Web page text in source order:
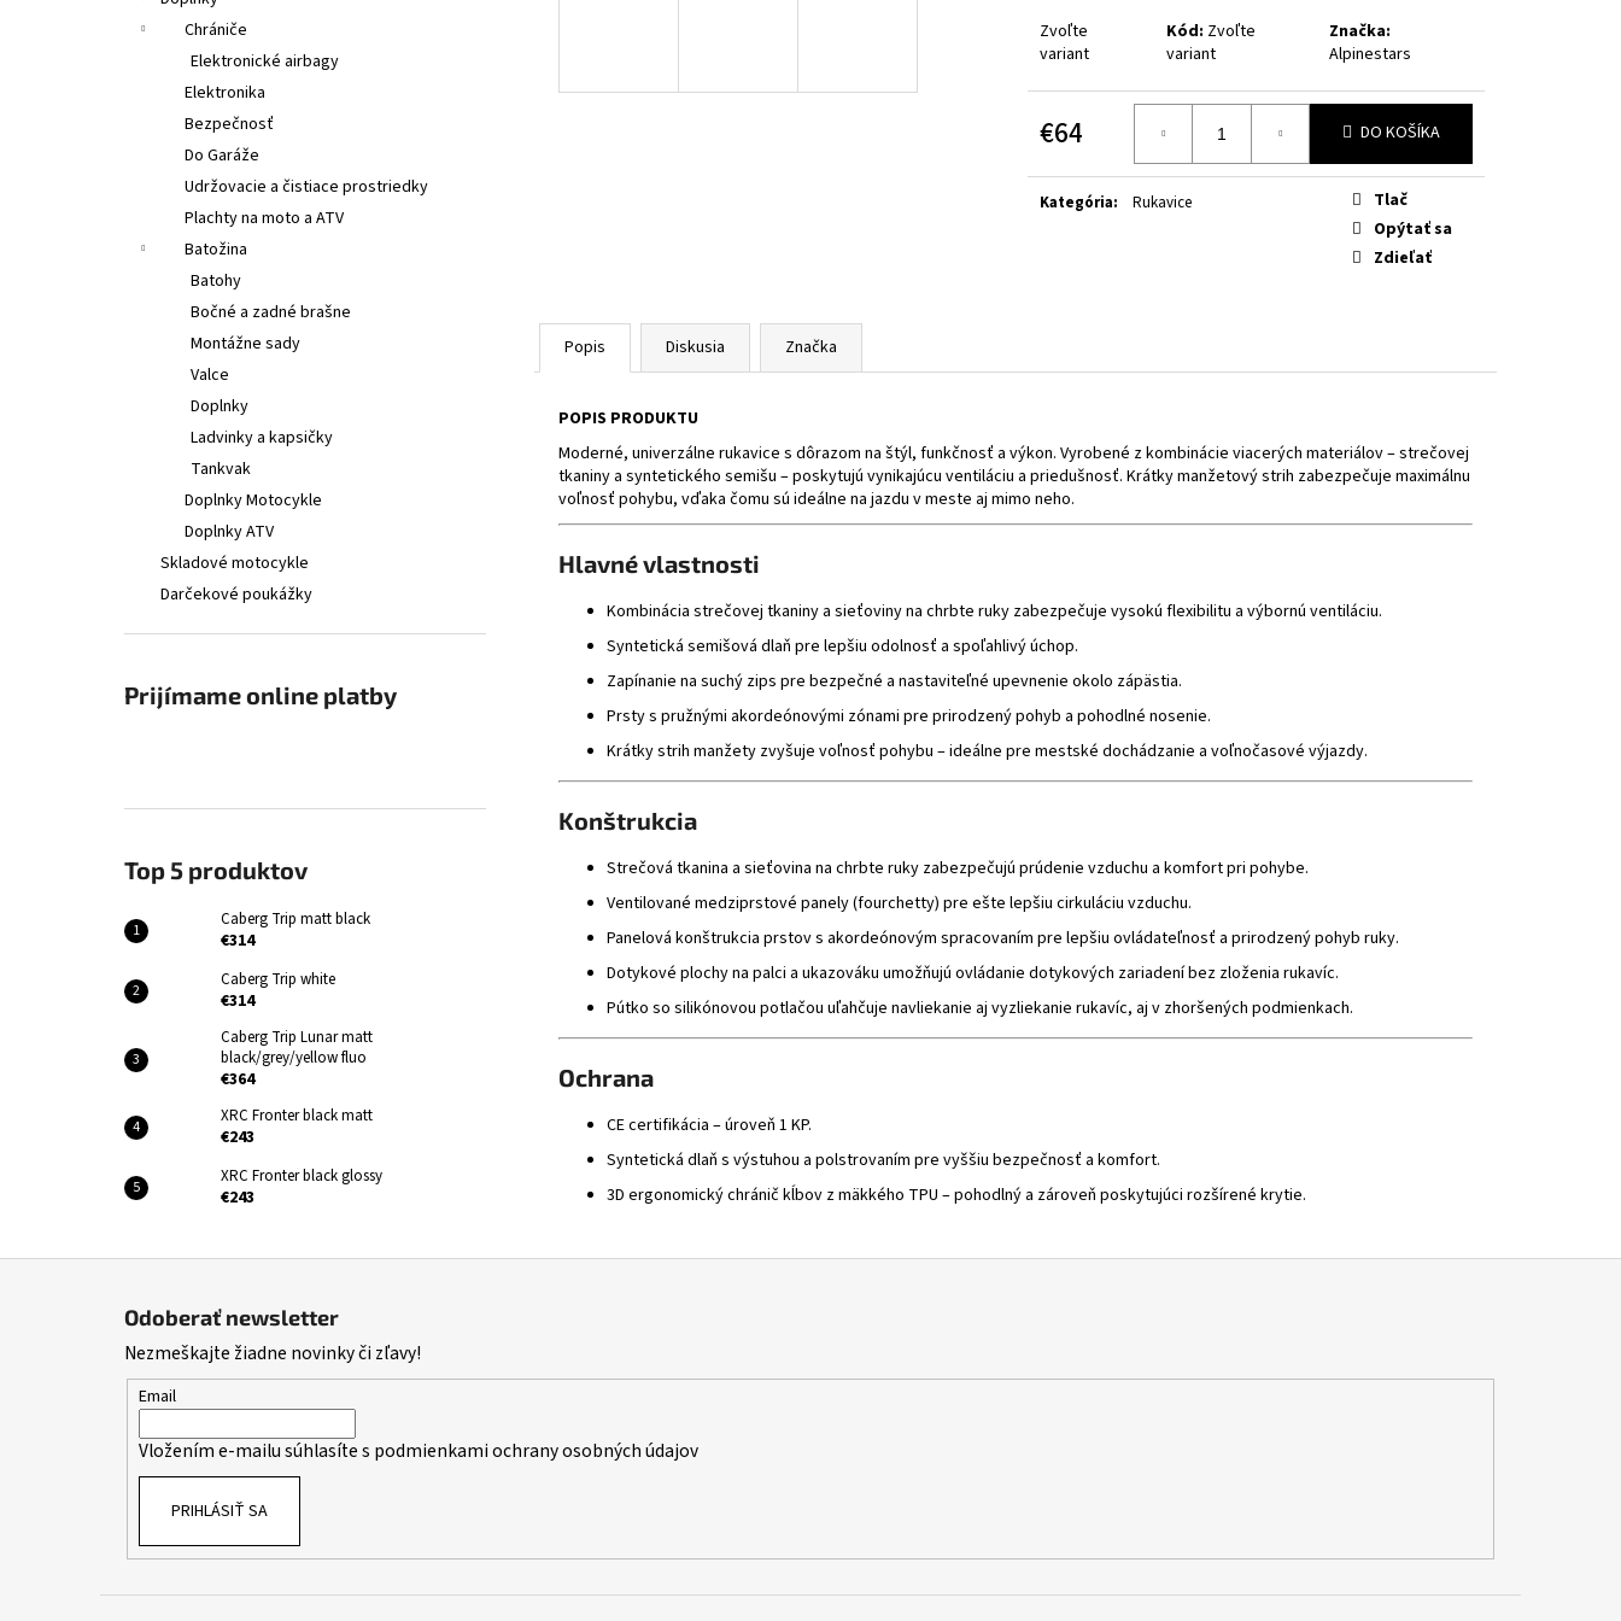
Chrániče
Elektronické airbagy
Elektronika
Bezpečnosť
Do Garáže
Udržovacie a čistiace prostriedky
Plachty na moto a ATV
Batožina
Batohy
Bočné a zadné brašne
Montážne sady
Valce
Doplnky
Ladvinky a kapsičky
Tankvak
Doplnky Motocykle
Doplnky ATV
Skladové motocykle
Darčekové poukážky
Prijímame online platby
Top 5 produktov
Caberg Trip matt black
€314
Caberg Trip white
€314
Caberg Trip Lunar matt
black/grey/yellow fluo
€364
XRC Fronter black matt
€243
XRC Fronter black glossy
€243
Zvoľte
variant
Kód: Zvoľte
variant
Značka:
Alpinestars
€64
cena:
DO KOŠÍKA
Kategória: Rukavice
Tlač
Opýtať sa
Zdieľať
Popis Diskusia Značka
POPIS PRODUKTU
Moderné, univerzálne rukavice s dôrazom na štýl, funkčnosť a výkon. Vyrobené z kombinácie viacerých materiálov – strečovej
tkaniny a syntetického semišu – poskytujú vynikajúcu ventiláciu a priedušnosť. Krátky manžetový strih zabezpečuje maximálnu
voľnosť pohybu, vďaka čomu sú ideálne na jazdu v meste aj mimo neho.
Hlavné vlastnosti
Kombinácia strečovej tkaniny a sieťoviny na chrbte ruky zabezpečuje vysokú flexibilitu a výbornú ventiláciu.
Syntetická semišová dlaň pre lepšiu odolnosť a spoľahlivý úchop.
Zapínanie na suchý zips pre bezpečné a nastaviteľné upevnenie okolo zápästia.
Prsty s pružnými akordeónovými zónami pre prirodzený pohyb a pohodlné nosenie.
Krátky strih manžety zvyšuje voľnosť pohybu – ideálne pre mestské dochádzanie a voľnočasové výjazdy.
Konštrukcia
Strečová tkanina a sieťovina na chrbte ruky zabezpečujú prúdenie vzduchu a komfort pri pohybe.
Ventilované medziprstové panely (fourchetty) pre ešte lepšiu cirkuláciu vzduchu.
Panelová konštrukcia prstov s akordeónovým spracovaním pre lepšiu ovládateľnosť a prirodzený pohyb ruky.
Dotykové plochy na palci a ukazováku umožňujú ovládanie dotykových zariadení bez zloženia rukavíc.
Pútko so silikónovou potlačou uľahčuje navliekanie aj vyzliekanie rukavíc, aj v zhoršených podmienkach.
Ochrana
CE certifikácia – úroveň 1 KP.
Syntetická dlaň s výstuhou a polstrovaním pre vyššiu bezpečnosť a komfort.
3D ergonomický chránič kĺbov z mäkkého TPU – pohodlný a zároveň poskytujúci rozšírené krytie.
Odoberať newsletter
Nezmeškajte žiadne novinky či zľavy!
Email
Vložením e-mailu súhlasíte s podmienkami ochrany osobných údajov
PRIHLÁSIŤ SA